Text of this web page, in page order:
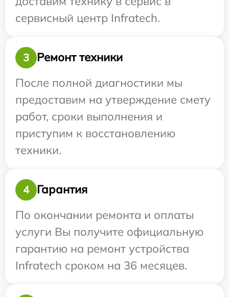
сервисный центр Infratech.
3
Ремонт техники
После полной диагностики мы
предоставим на утверждение смету
работ, сроки выполнения и
приступим к восстановлению
техники.
4
Гарантия
По окончании ремонта и оплаты
услуги Вы получите официальную
гарантию на ремонт устройства
Infratech сроком на 36 месяцев.